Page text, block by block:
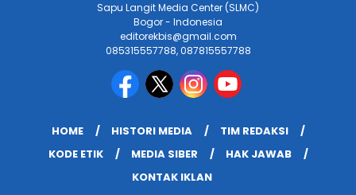
Sapu Langit Media Center (SLMC)
Bogor - Indonesia
editorekbis@gmail.com
085315557788, 087815557788
HOME HISTORI MEDIA
TIM REDAKSI
KODE ETIK
MEDIA SIBER
HAK JAWAB
KONTAK IKLAN